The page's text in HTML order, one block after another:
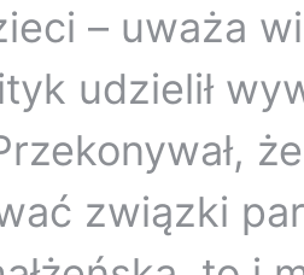
– uważa
udzielił
związki